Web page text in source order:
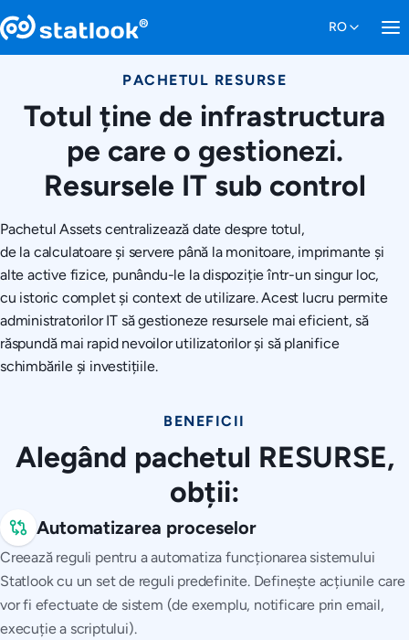
PACHETUL RESURSE
Totul ține de infrastructura
pe care o gestionezi.
Resursele IT sub control
Pachetul Assets centralizează date despre totul,
de la calculatoare și servere până la monitoare, imprimante și
alte active fizice, punându-le la dispoziție într-un singur loc,
cu istoric complet și context de utilizare. Acest lucru permite
administratorilor IT să gestioneze resursele mai eficient, să
răspundă mai rapid nevoilor utilizatorilor și să planifice
schimbările și investițiile.
BENEFICII
Alegând pachetul RESURSE,
obții:
Automatizarea proceselor
Creează reguli pentru a automatiza funcționarea sistemului
Statlook cu un set de reguli predefinite. Definește acțiunile care
vor fi efectuate de sistem (de exemplu, notificare prin email,
execuție a scriptului).